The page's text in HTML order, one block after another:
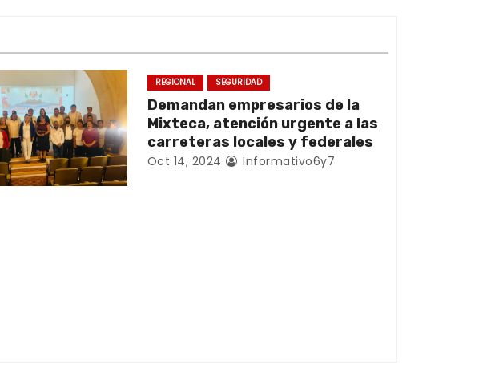
REGIONAL SEGURIDAD
Demandan empresarios de la
Mixteca, atención urgente a las
carreteras locales y federales
Oct 14, 2024 Informativo6y7